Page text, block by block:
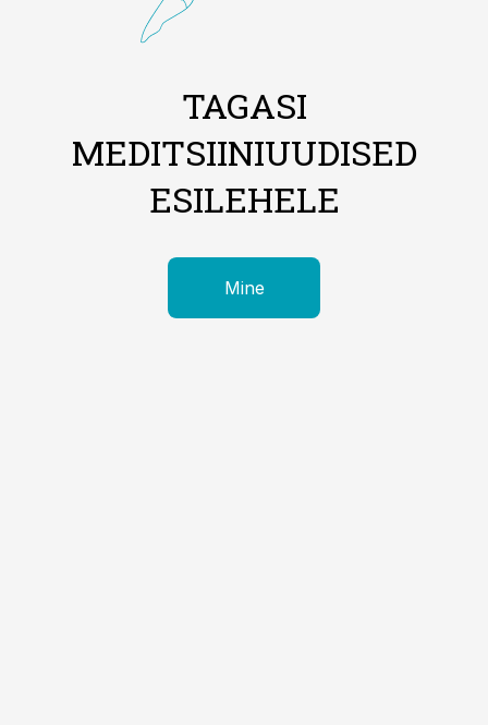
TAGASI
MEDITSIINIUUDISED
ESILEHELE
Mine